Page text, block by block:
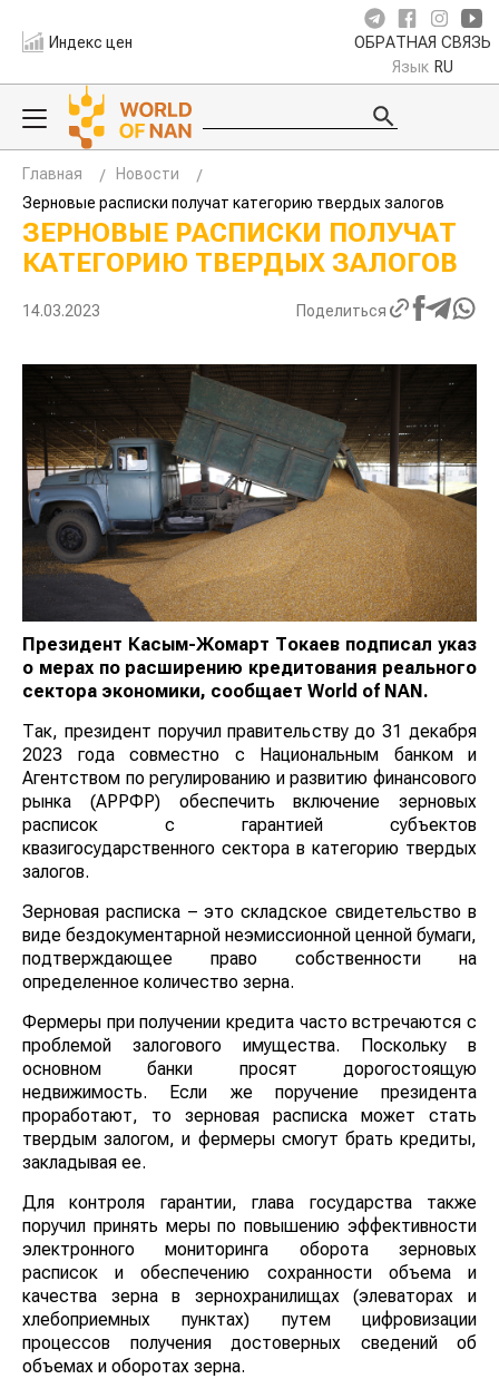
Индекс цен ОБРАТНАЯ СВЯЗЬ
Язык RU
Главная
Новости
Зерновые расписки получат категорию твердых залогов
ЗЕРНОВЫЕ РАСПИСКИ ПОЛУЧАТ
КАТЕГОРИЮ ТВЕРДЫХ ЗАЛОГОВ
14.03.2023 Поделиться
Президент Касым-Жомарт Токаев подписал указ
о мерах по расширению кредитования реального
сектора экономики, сообщает World of NAN .
Так, президент поручил правительству до 31 декабря
2023 года совместно с Национальным банком и
Агентством по регулированию и развитию финансового
рынка (АРРФР) обеспечить включение зерновых
расписок с гарантией субъектов
квазигосударственного сектора в категорию твердых
залогов.
Зерновая расписка – это складское свидетельство в
виде бездокументарной неэмиссионной ценной бумаги,
подтверждающее право собственности на
определенное количество зерна.
Фермеры при получении кредита часто встречаются с
проблемой залогового имущества. Поскольку в
основном банки просят дорогостоящую
недвижимость. Если же поручение президента
проработают, то зерновая расписка может стать
твердым залогом, и фермеры смогут брать кредиты,
закладывая ее.
Для контроля гарантии, глава государства также
поручил принять меры по повышению эффективности
электронного мониторинга оборота зерновых
расписок и обеспечению сохранности объема и
качества зерна в зернохранилищах (элеваторах и
хлебоприемных пунктах) путем цифровизации
процессов получения достоверных сведений об
объемах и оборотах зерна.